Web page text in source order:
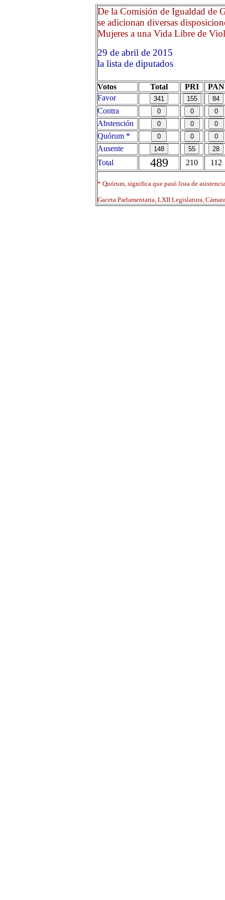
De la Comisión de Igualdad de
se adicionan diversas
Mujeres a una Vida Libre de
29 de abril de 2015
la lista de diputados
Votos Total PRI
PAN
Favor
Contra
Abstención
Quórum *
Ausente
Total
489 210 112
* Quórum, significa que pasó lista de
Gaceta Parlamentaria, LXII Legislatura,